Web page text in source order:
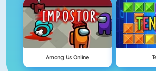
Among Us Online